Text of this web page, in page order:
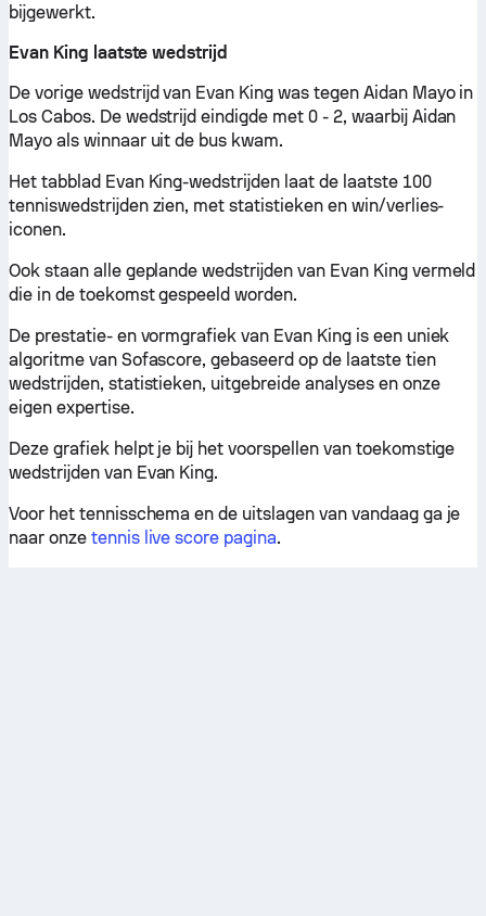
bijgewerkt.
Evan King laatste wedstrijd
De vorige wedstrijd van Evan King was tegen Aidan Mayo in
Los Cabos. De wedstrijd eindigde met 0 - 2, waarbij Aidan
Mayo als winnaar uit de bus kwam.
Het tabblad Evan King-wedstrijden laat de laatste 100
tenniswedstrijden zien, met statistieken en win/verlies-
iconen.
Ook staan alle geplande wedstrijden van Evan King vermeld
die in de toekomst gespeeld worden.
De prestatie- en vormgrafiek van Evan King is een uniek
algoritme van Sofascore, gebaseerd op de laatste tien
wedstrijden, statistieken, uitgebreide analyses en onze
eigen expertise.
Deze grafiek helpt je bij het voorspellen van toekomstige
wedstrijden van Evan King.
Voor het tennisschema en de uitslagen van vandaag ga je
naar onze tennis live score pagina.